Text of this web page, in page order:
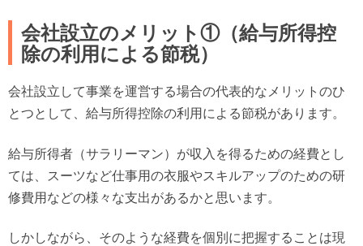
会社設立のメリット①（給与所得控
除の利用による節税）
会社設立して事業を運営する場合の代表的なメリットのひ
とつとして、給与所得控除の利用による節税があります。
給与所得者（サラリーマン）が収入を得るための経費とし
ては、スーツなど仕事用の衣服やスキルアップのための研
修費用などの様々な支出があるかと思います。
しかしながら、そのような経費を個別に把握することは現